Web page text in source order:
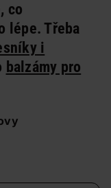
co
lépe. Třeba
i
balzámy pro